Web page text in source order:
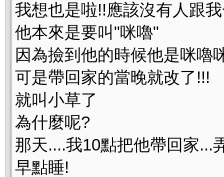
我想也是啦!!應該沒有人跟
他本來是要叫"咪嚕"
因為撿到他的時候他是咪
可是帶回家的當晚就改了!!!
就叫小草了
為什麼呢?
那天....我10點把他帶回家...
早點睡!